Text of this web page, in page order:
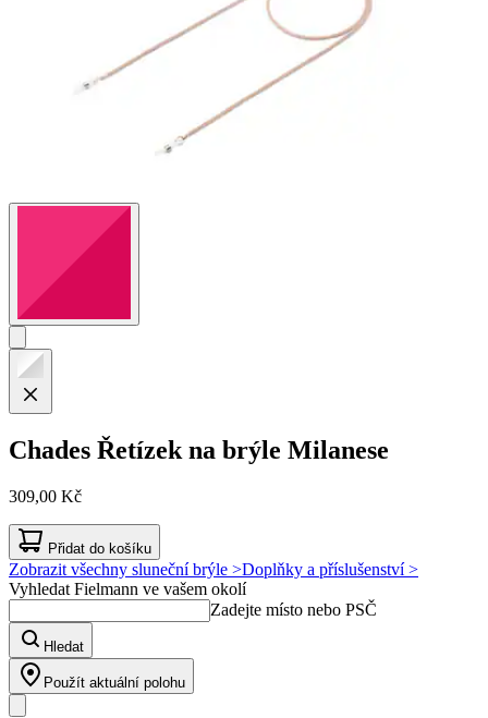
Chades Řetízek na brýle Milanese
309,00 Kč
Přidat do košíku
Zobrazit všechny sluneční brýle >Doplňky a příslušenství >
Vyhledat Fielmann ve vašem okolí
Zadejte místo nebo PSČ
Hledat
Použít aktuální polohu